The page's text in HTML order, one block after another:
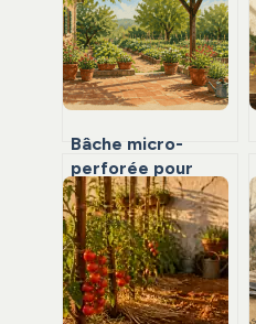
Bâche micro-
perforée pour
jardin : réduire la
prise au vent de 72
% avec le sur-
mesure